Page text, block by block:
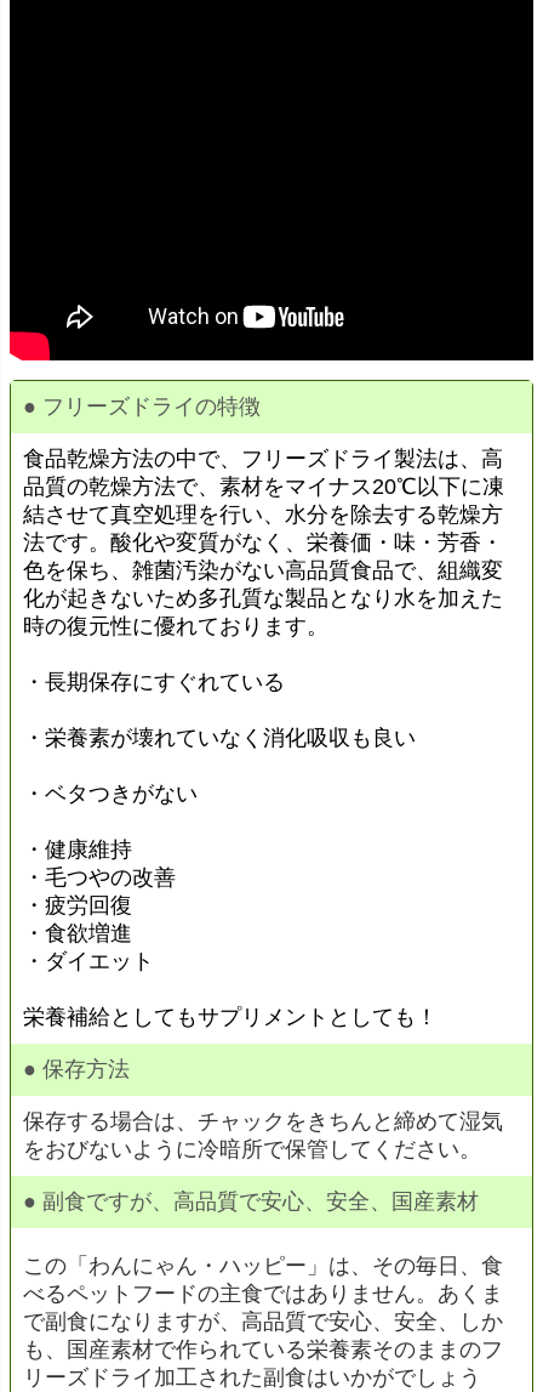
● フリーズドライの特徴
食品乾燥方法の中で、フリーズドライ製法は、高
品質の乾燥方法で、素材をマイナス20℃以下に凍
結させて真空処理を行い、水分を除去する乾燥方
法です。酸化や変質がなく、栄養価・味・芳香・
色を保ち、雑菌汚染がない高品質食品で、組織変
化が起きないため多孔質な製品となり水を加えた
時の復元性に優れております。
・長期保存にすぐれている
・栄養素が壊れていなく消化吸収も良い
・ベタつきがない
・健康維持
・毛つやの改善
・疲労回復
・食欲増進
・ダイエット
栄養補給としてもサプリメントとしても！
● 保存方法
保存する場合は、チャックをきちんと締めて湿気
をおびないように冷暗所で保管してください。
● 副食ですが、高品質で安心、安全、国産素材
この「わんにゃん・ハッピー」は、その毎日、食
べるペットフードの主食ではありません。あくま
で副食になりますが、高品質で安心、安全、しか
も、国産素材で作られている栄養素そのままのフ
リーズドライ加工された副食はいかがでしょう